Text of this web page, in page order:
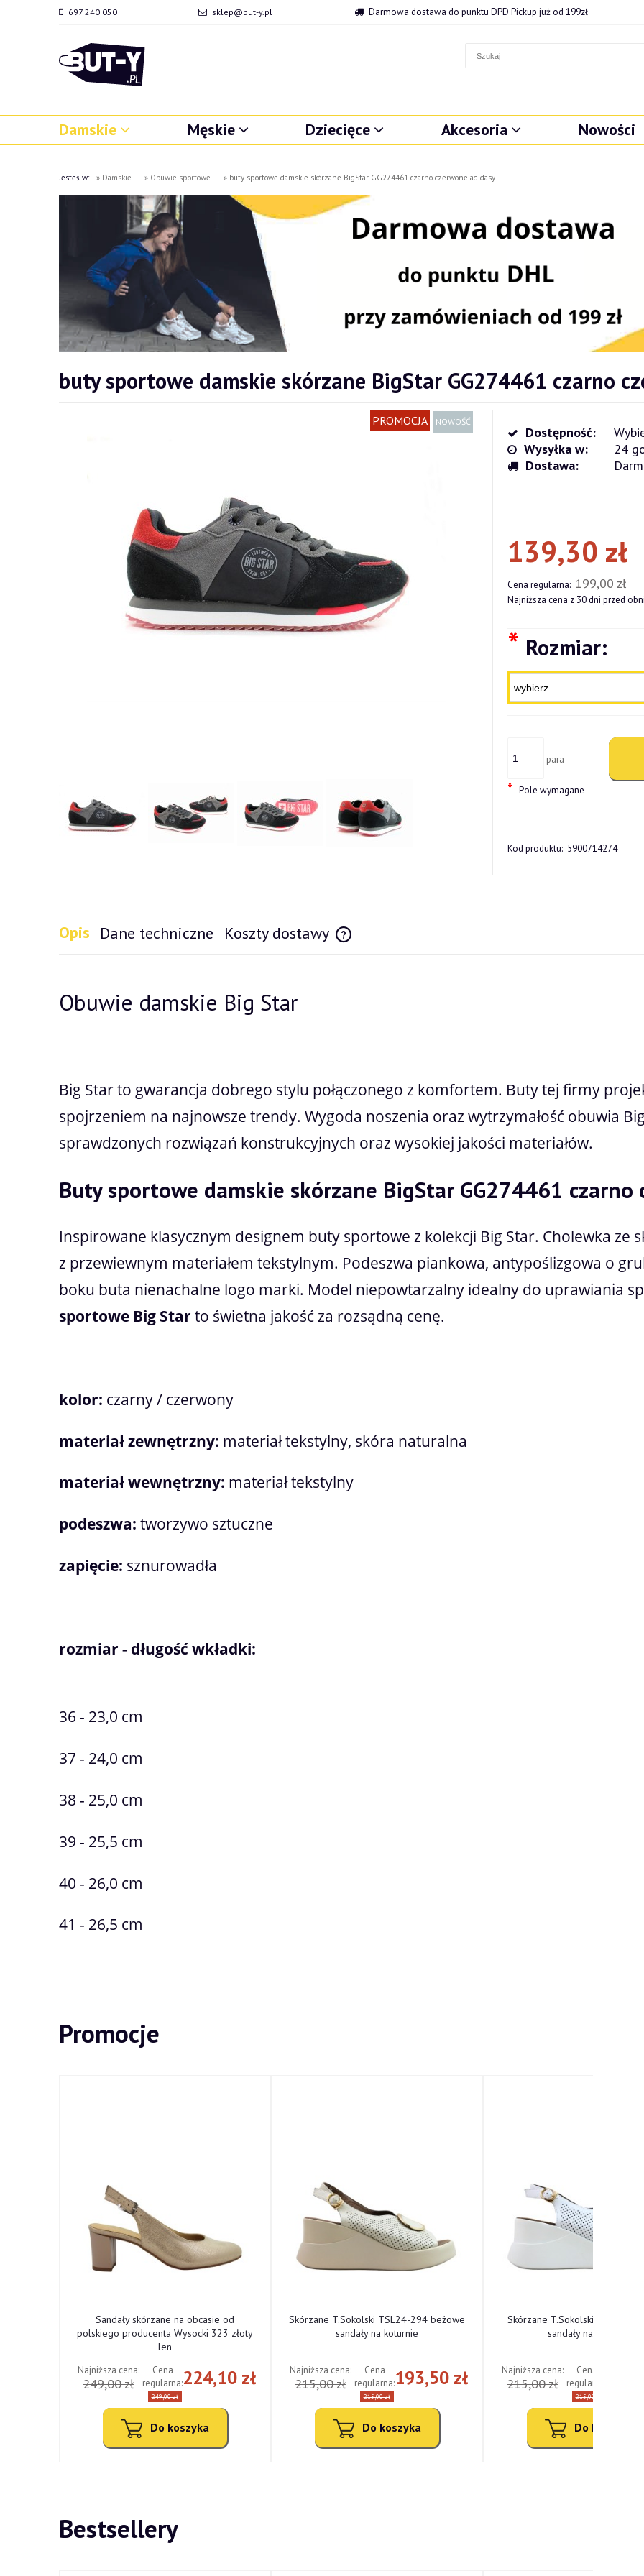
697 240 050 sklep@but-y.pl Darmowa dostawa do punktu DPD Pickup już od 199zł
Damskie Męskie Dziecięce Akcesoria Nowości
Jesteś w: » Damskie » Obuwie sportowe » buty sportowe damskie skórzane BigStar GG274461 czarno czerwone adidasy
buty sportowe damskie skórzane BigStar GG274461 czarno
PROMOCJA NOWOŚĆ
Dostępność:
Wysyłka w:
24
Dostawa:
139,30 zł
Cena regularna: 199,00 zł
Najniższa cena z 30 dni przed
* Rozmiar:
para
* - Pole wymagane
Kod produktu: 5900714274
Opis Dane techniczne Koszty dostawy
Obuwie damskie Big Star
Big Star to gwarancja dobrego stylu połączonego z komfortem. Buty tej firmy
spojrzeniem na najnowsze trendy. Wygoda noszenia oraz wytrzymałość obuwia
sprawdzonych rozwiązań konstrukcyjnych oraz wysokiej jakości materiałów.
Buty sportowe damskie skórzane BigStar GG274461 czarno
Inspirowane klasycznym designem buty sportowe z kolekcji Big Star. Cholewka ze
z przewiewnym materiałem tekstylnym. Podeszwa piankowa, antypoślizgowa o
boku buta nienachalne logo marki. Model niepowtarzalny idealny do uprawiania
sportowe Big Star to świetna jakość za rozsądną cenę.
kolor: czarny / czerwony
materiał zewnętrzny: materiał tekstylny, skóra naturalna
materiał wewnętrzny: materiał tekstylny
podeszwa: tworzywo sztuczne
zapięcie: sznurowadła
rozmiar - długość wkładki:
36 - 23,0 cm
37 - 24,0 cm
38 - 25,0 cm
39 - 25,5 cm
40 - 26,0 cm
41 - 26,5 cm
Promocje
Sandały skórzane na obcasie od
polskiego producenta Wysocki 323 złoty
len
224,10 zł
Cena
regularna:
249,00 zł
Najniższa cena:
249,00 zł
Do koszyka
Skórzane T.Sokolski TSL24-294 beżowe
sandały na koturnie
193,50 zł
Cena
regularna:
215,00 zł
Najniższa cena:
215,00 zł
Do koszyka
Skórzane T.Sokolski TSL24-294
sandały na koturnie
Cena
regularna:
215,00 zł
Najniższa cena:
215,00 zł
Do koszyka
Bestsellery